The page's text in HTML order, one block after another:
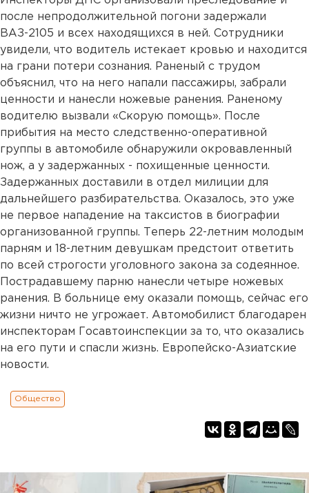
после непродолжительной погони задержали
ВАЗ-2105 и всех находящихся в ней. Сотрудники
увидели, что водитель истекает кровью и находится
на грани потери сознания. Раненый с трудом
объяснил, что на него напали пассажиры, забрали
ценности и нанесли ножевые ранения. Раненому
водителю вызвали «Скорую помощь». После
прибытия на место следственно-оперативной
группы в автомобиле обнаружили окровавленный
нож, а у задержанных - похищенные ценности.
Задержанных доставили в отдел милиции для
дальнейшего разбирательства. Оказалось, это уже
не первое нападение на таксистов в биографии
организованной группы. Теперь 22-летним молодым
парням и 18-летним девушкам предстоит ответить
по всей строгости уголовного закона за содеянное.
Пострадавшему парню нанесли четыре ножевых
ранения. В больнице ему оказали помощь, сейчас его
жизни ничто не угрожает. Автомобилист благодарен
инспекторам Госавтоинспекции за то, что оказались
на его пути и спасли жизнь. Европейско-Азиатские
новости.
Общество